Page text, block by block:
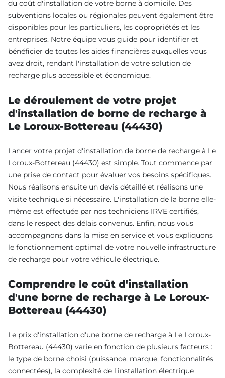
du coût d'installation de votre borne à domicile. Des
subventions locales ou régionales peuvent également être
disponibles pour les particuliers, les copropriétés et les
entreprises. Notre équipe vous guide pour identifier et
bénéficier de toutes les aides financières auxquelles vous
avez droit, rendant l'installation de votre solution de
recharge plus accessible et économique.
Le déroulement de votre projet
d'installation de borne de recharge à
Le Loroux-Bottereau (44430)
Lancer votre projet d'installation de borne de recharge à Le
Loroux-Bottereau (44430) est simple. Tout commence par
une prise de contact pour évaluer vos besoins spécifiques.
Nous réalisons ensuite un devis détaillé et réalisons une
visite technique si nécessaire. L'installation de la borne elle-
même est effectuée par nos techniciens IRVE certifiés,
dans le respect des délais convenus. Enfin, nous vous
accompagnons dans la mise en service et vous expliquons
le fonctionnement optimal de votre nouvelle infrastructure
de recharge pour votre véhicule électrique.
Comprendre le coût d'installation
d'une borne de recharge à Le Loroux-
Bottereau (44430)
Le prix d'installation d'une borne de recharge à Le Loroux-
Bottereau (44430) varie en fonction de plusieurs facteurs :
le type de borne choisi (puissance, marque, fonctionnalités
connectées), la complexité de l'installation électrique